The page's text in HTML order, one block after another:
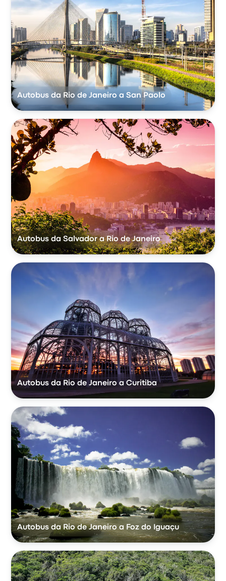
Autobus da Rio de Janeiro a San Paolo
Autobus da Salvador a Rio de Janeiro
Autobus da Rio de Janeiro a Curitiba
Autobus da Rio de Janeiro a Foz do Iguaçu